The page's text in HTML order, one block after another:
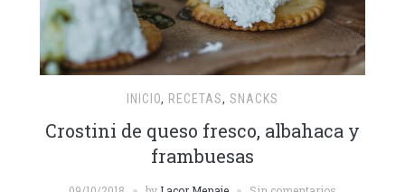
INICIO, RECETAS, SNACKS
Crostini de queso fresco, albahaca y
frambuesas